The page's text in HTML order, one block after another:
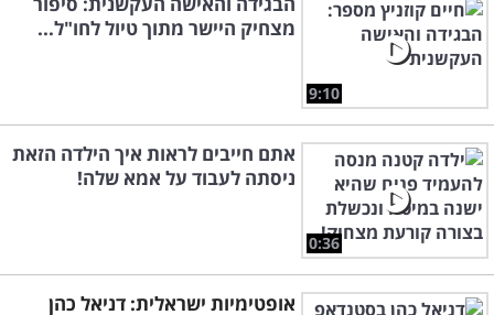
9:10
מצחיק היישר מתוך טיול לחו"ל...
0:36
אתם חייבים לראות איך הילדה הזאת
ניסתה לעבוד על אמא שלה!
אופטימיות ישראלית: דניאל כהן